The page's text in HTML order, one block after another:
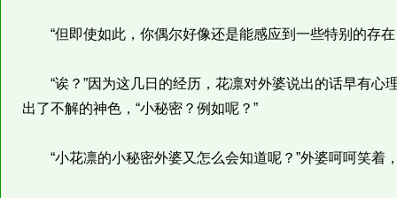
“但即使如此，你偶尔好像还是能感应到一些特别的存
“诶？”因为这几日的经历，花凛对外婆说出的话早有心
出了不解的神色，“小秘密？例如呢？”
“小花凛的小秘密外婆又怎么会知道呢？”外婆呵呵笑着